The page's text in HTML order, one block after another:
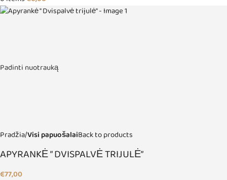
Padinti nuotrauką
Pradžia Visi papuošalaiBack to products
APYRANKĖ ” DVISPALVĖ TRIJULĖ”
€77,00